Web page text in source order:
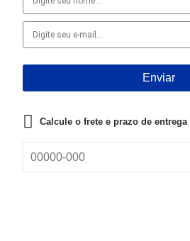
Calcule o frete e prazo de entrega